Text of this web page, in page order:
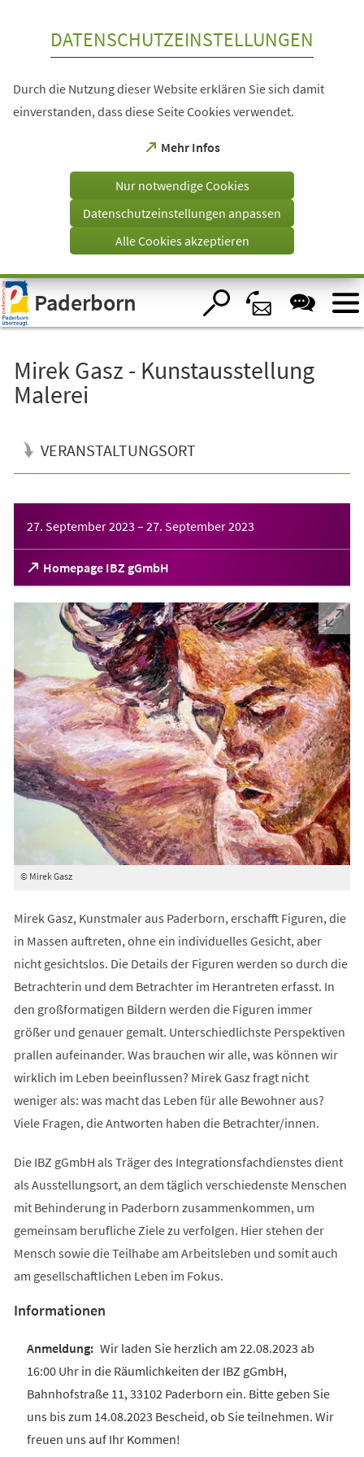
Visuelle
Assistenzsoftware
öffnen.
DATENSCHUTZEINSTELLUNGEN
Durch die Nutzung dieser Website erklären Sie sich damit
einverstanden, dass diese Seite Cookies verwendet.
Mehr Infos
(Öffnet
einem
Tab)
Nur notwendige Cookies
Datenschutzeinstellungen anpassen
Alle Cookies akzeptieren
Paderborn
Mirek Gasz - Kunstausstellung
Malerei
VERANSTALTUNGSORT
27. September 2023 – 27. September 2023
Homepage IBZ gGmbH
(Öffnet
in
einem
neuen
© Mirek Gasz
Mirek Gasz, Kunstmaler aus Paderborn, erschafft Figuren, die
in Massen auftreten, ohne ein individuelles Gesicht, aber
nicht gesichtslos. Die Details der Figuren werden so durch die
Betrachterin und dem Betrachter im Herantreten erfasst. In
den großformatigen Bildern werden die Figuren immer
größer und genauer gemalt. Unterschiedlichste Perspektiven
prallen aufeinander. Was brauchen wir alle, was können wir
wirklich im Leben beeinflussen? Mirek Gasz fragt nicht
weniger als: was macht das Leben für alle Bewohner aus?
Viele Fragen, die Antworten haben die Betrachter/innen.
Die IBZ gGmbH als Träger des Integrationsfachdienstes dient
als Ausstellungsort, an dem täglich verschiedenste Menschen
mit Behinderung in Paderborn zusammenkommen, um
gemeinsam berufliche Ziele zu verfolgen. Hier stehen der
Mensch sowie die Teilhabe am Arbeitsleben und somit auch
am gesellschaftlichen Leben im Fokus.
Informationen
Wir laden Sie herzlich am 22.08.2023 ab
16:00 Uhr in die Räumlichkeiten der IBZ gGmbH,
Bahnhofstraße 11, 33102 Paderborn ein. Bitte geben Sie
uns bis zum 14.08.2023 Bescheid, ob Sie teilnehmen. Wir
freuen uns auf Ihr Kommen!